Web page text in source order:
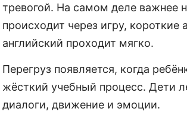
тревогой. На самом деле важнее
происходит через игру,
английский проходит мягко.
Перегруз появляется, когда
жёсткий учебный процесс. Дети
диалоги, движение и эмоции.